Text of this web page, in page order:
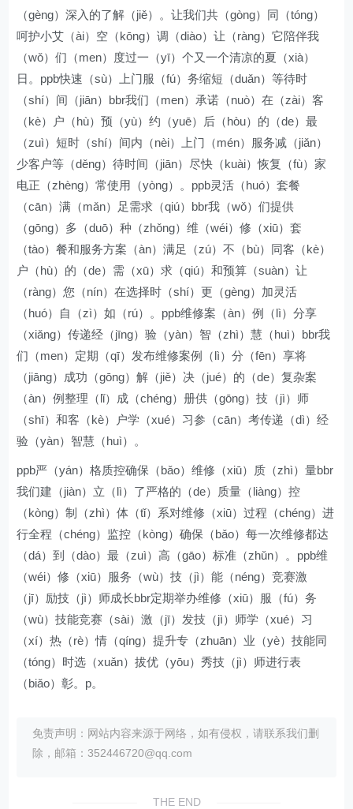
（gèng）深入的了解（jiě）。让我们共（gòng）同（tóng）
呵护小艾（ài）空（kōng）调（diào）让（ràng）它陪伴我
（wǒ）们（men）度过一（yī）个又一个清凉的夏（xià）
日。ppb快速（sù）上门服（fú）务缩短（duǎn）等待时
（shí）间（jiān）bbr我们（men）承诺（nuò）在（zài）客
（kè）户（hù）预（yù）约（yuē）后（hòu）的（de）最
（zuì）短时（shí）间内（nèi）上门（mén）服务减（jiǎn）
少客户等（děng）待时间（jiān）尽快（kuài）恢复（fù）家
电正（zhèng）常使用（yòng）。ppb灵活（huó）套餐
（cān）满（mǎn）足需求（qiú）bbr我（wǒ）们提供
（gōng）多（duō）种（zhǒng）维（wéi）修（xiū）套
（tào）餐和服务方案（àn）满足（zú）不（bù）同客（kè）
户（hù）的（de）需（xū）求（qiú）和预算（suàn）让
（ràng）您（nín）在选择时（shí）更（gèng）加灵活
（huó）自（zì）如（rú）。ppb维修案（àn）例（lì）分享
（xiǎng）传递经（jīng）验（yàn）智（zhì）慧（huì）bbr我
们（men）定期（qī）发布维修案例（lì）分（fēn）享将
（jiāng）成功（gōng）解（jiě）决（jué）的（de）复杂案
（àn）例整理（lǐ）成（chéng）册供（gōng）技（jì）师
（shī）和客（kè）户学（xué）习参（cān）考传递（dì）经
验（yàn）智慧（huì）。
ppb严（yán）格质控确保（bǎo）维修（xiū）质（zhì）量bbr
我们建（jiàn）立（lì）了严格的（de）质量（liàng）控
（kòng）制（zhì）体（tǐ）系对维修（xiū）过程（chéng）进
行全程（chéng）监控（kòng）确保（bǎo）每一次维修都达
（dá）到（dào）最（zuì）高（gāo）标准（zhǔn）。ppb维
（wéi）修（xiū）服务（wù）技（jì）能（néng）竞赛激
（jī）励技（jì）师成长bbr定期举办维修（xiū）服（fú）务
（wù）技能竞赛（sài）激（jī）发技（jì）师学（xué）习
（xí）热（rè）情（qíng）提升专（zhuān）业（yè）技能同
（tóng）时选（xuǎn）拔优（yōu）秀技（jì）师进行表
（biǎo）彰。p。
免责声明：网站内容来源于网络，如有侵权，请联系我们删
除，邮箱：352446720@qq.com
THE END